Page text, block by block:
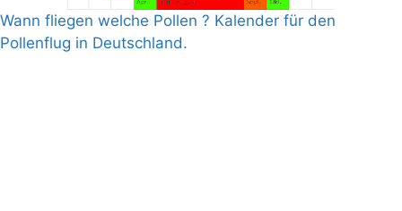
Wann fliegen welche Pollen ? Kalender für den
Pollenflug in Deutschland.